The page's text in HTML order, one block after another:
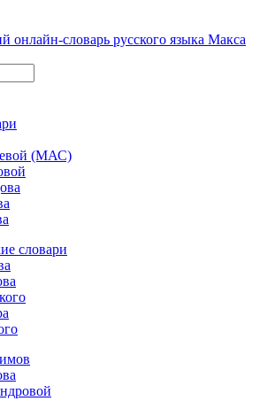
онлайн-словарь русского языка Макса
(МАС)
словари